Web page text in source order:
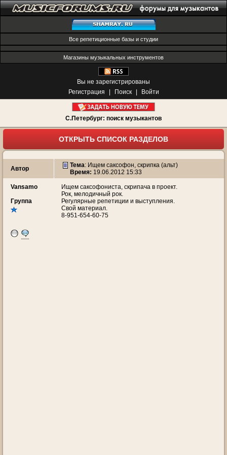
Все репетиционные базы и студии
Магазины музыкальных инструментов
Вы не зарегистрированы
Регистрация
Поиск Войти
С.Петербург: поиск музыкантов
ОТКРЫТЬ СПИСОК РАЗДЕЛОВ
Автор Тема: Ищем саксофон, скрипка (альт)
Время: 19.06.2012 15:33
Vansamo
Группа
Ищем саксофониста, скрипача в проект.
Рок, мелодичный рок.
Регулярные репетиции и выступления.
Свой материал.
8-951-654-60-75